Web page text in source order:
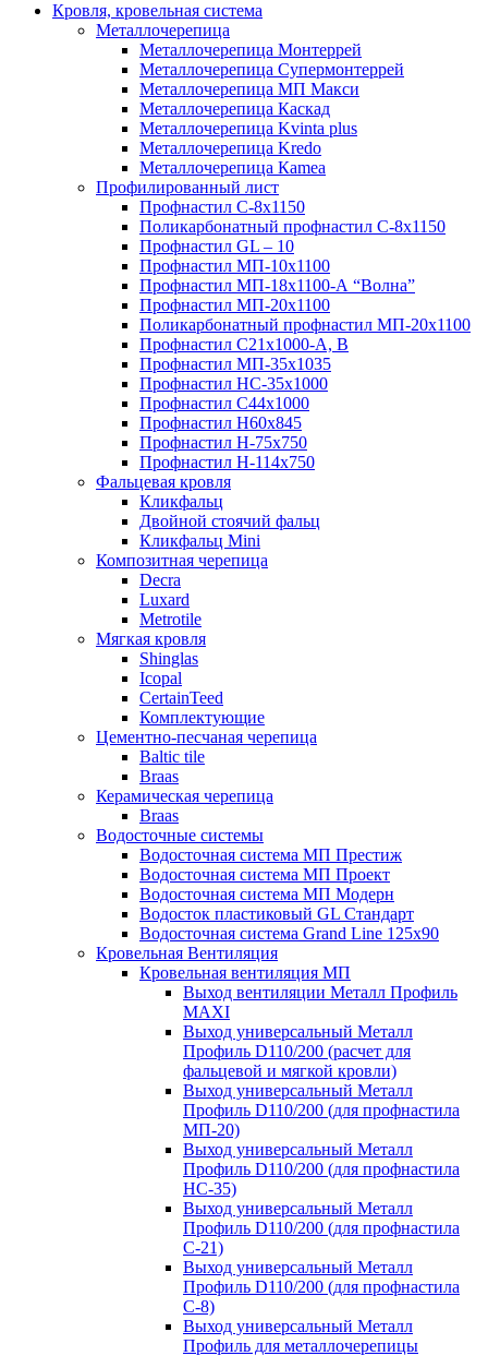
Кровля, кровельная система
Металлочерепица
Металлочерепица Монтеррей
Металлочерепица Супермонтеррей
Металлочерепица МП Макси
Металлочерепица Каскад
Металлочерепица Kvinta plus
Металлочерепица Kredo
Металлочерепица Каmеа
Профилированный лист
Профнастил С-8х1150
Поликарбонатный профнастил С-8х1150
Профнастил GL – 10
Профнастил МП-10х1100
Профнастил МП-18х1100-А “Волна”
Профнастил МП-20х1100
Поликарбонатный профнастил МП-20х1100
Профнастил С21х1000-А, В
Профнастил МП-35х1035
Профнастил НС-35х1000
Профнастил С44х1000
Профнастил Н60х845
Профнастил H-75х750
Профнастил Н-114х750
Фальцевая кровля
Кликфальц
Двойной стоячий фальц
Кликфальц Mini
Композитная черепица
Decra
Luxard
Metrotile
Мягкая кровля
Shinglas
Icopal
CertainTeed
Комплектующие
Цементно-песчаная черепица
Baltic tile
Braas
Керамическая черепица
Braas
Водосточные системы
Водосточная система МП Престиж
Водосточная система МП Проект
Водосточная система МП Модерн
Водосток пластиковый GL Стандарт
Водосточная система Grand Line 125x90
Кровельная Вентиляция
Кровельная вентиляция МП
Выход вентиляции Металл Профиль
MAXI
Выход универсальный Металл
Профиль D110/200 (расчет для
фальцевой и мягкой кровли)
Выход универсальный Металл
Профиль D110/200 (для профнастила
МП-20)
Выход универсальный Металл
Профиль D110/200 (для профнастила
НС-35)
Выход универсальный Металл
Профиль D110/200 (для профнастила
С-21)
Выход универсальный Металл
Профиль D110/200 (для профнастила
С-8)
Выход универсальный Металл
Профиль для металлочерепицы